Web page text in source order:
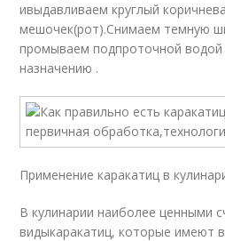
ивыдавливаем круглый
мешочек(рот).Снимаем темную
промываем подпроточной водой
назначению .
Применение каракатиц в
В кулинарии наиболее ценными
видыкаракатиц, которые имеют